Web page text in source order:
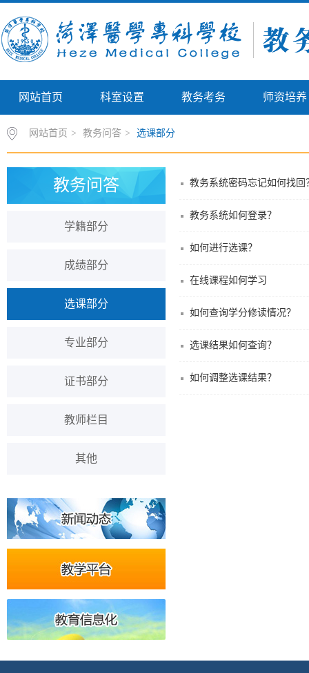
网站首页 科室设置 教务考务 师资培养
网站首页 > 教务问答 > 选课部分
教务问答
学籍部分
成绩部分
选课部分
专业部分
证书部分
教师栏目
其他
教务系统密码忘记如何找回
教务系统如何登录？
如何进行选课？
在线课程如何学习
如何查询学分修读情况？
选课结果如何查询？
如何调整选课结果？